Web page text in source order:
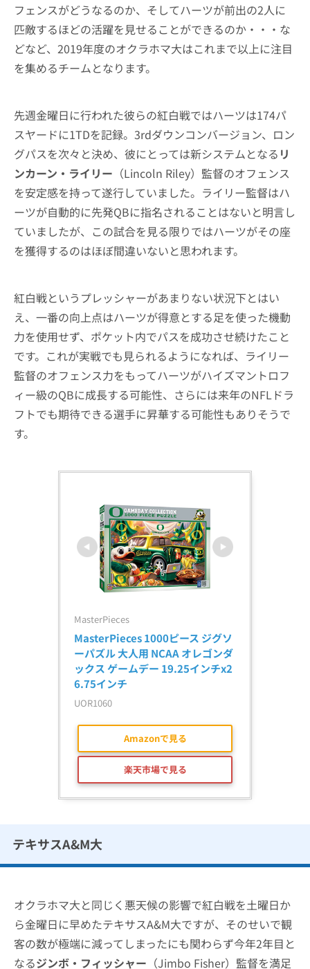
フェンスがどうなるのか、そしてハーツが前出の2人に
匹敵するほどの活躍を見せることができるのか・・・な
どなど、2019年度のオクラホマ大はこれまで以上に注目
を集めるチームとなります。
先週金曜日に行われた彼らの紅白戦ではハーツは174パ
スヤードに1TDを記録。3rdダウンコンバージョン、ロン
グパスを次々と決め、彼にとっては新システムとなる リ
ンカーン・ライリー （Lincoln Riley）監督のオフェンス
を安定感を持って遂行していました。ライリー監督はハ
ーツが自動的に先発QBに指名されることはないと明言し
ていましたが、この試合を見る限りではハーツがその座
を獲得するのはほぼ間違いないと思われます。
紅白戦というプレッシャーがあまりない状況下とはい
え、一番の向上点はハーツが得意とする足を使った機動
力を使用せず、ポケット内でパスを成功させ続けたこと
です。これが実戦でも見られるようになれば、ライリー
監督のオフェンス力をもってハーツがハイズマントロフ
ィー級のQBに成長する可能性、さらには来年のNFLドラ
フトでも期待できる選手に昇華する可能性もありそうで
す。
MasterPieces
MasterPieces 1000ピース ジグソ
ーパズル 大人用 NCAA オレゴンダ
ックス ゲームデー 19.25インチx2
6.75インチ
UOR1060
Amazonで見る
楽天市場で見る
テキサスA&M大
オクラホマ大と同じく悪天候の影響で紅白戦を土曜日か
ら金曜日に早めたテキサスA&M大ですが、そのせいで観
客の数が極端に減ってしまったにも関わらず今年2年目と
なるジンボ・フィッシャー （Jimbo Fisher）監督を満足